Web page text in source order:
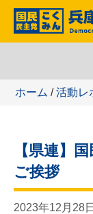
テ
ツ
ホーム /活動レ
【県連】
ご挨拶
2023年12月28日